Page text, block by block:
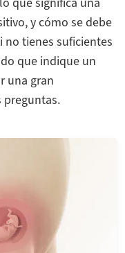
y cómo se debe
no tienes suficientes
que indique un
una gran
preguntas.